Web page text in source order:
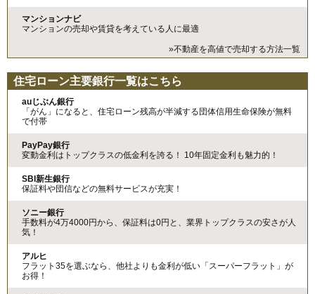
マンションナビ
マンションの売却や賃貸を考えている人に最適
»不動産を高値で売却する方法一覧
住宅ローン主要銀行一覧はこちら
auじぶん銀行
「がん」になると、住宅ローン残高が半減する団体信用生命保険が無料
で付帯
PayPay銀行
変動金利はトップクラスの低金利を誇る！ 10年固定金利も魅力的！
SBI新生銀行
保証料や団信などの無料サービスが充実！
ソニー銀行
手数料が4万4000円から、保証料は0円と、業界トップクラスの安さが人
気！
アルヒ
フラット35を選ぶなら、他社よりも金利が低い「スーパーフラット」が
お得！